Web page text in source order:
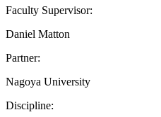
Faculty Supervisor:
Daniel Matton
Partner:
Nagoya University
Discipline: